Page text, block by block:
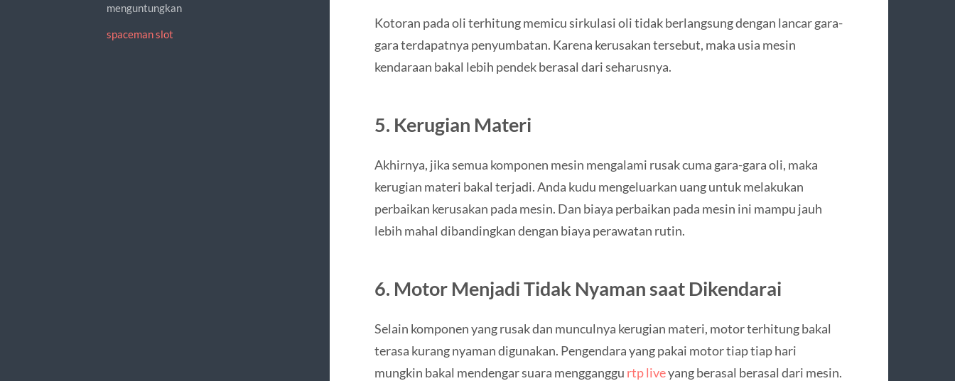
menguntungkan
spaceman slot
Kotoran pada oli terhitung memicu sirkulasi oli tidak berlangsung dengan lancar gara-
gara terdapatnya penyumbatan. Karena kerusakan tersebut, maka usia mesin
kendaraan bakal lebih pendek berasal dari seharusnya.
5. Kerugian Materi
Akhirnya, jika semua komponen mesin mengalami rusak cuma gara-gara oli, maka
kerugian materi bakal terjadi. Anda kudu mengeluarkan uang untuk melakukan
perbaikan kerusakan pada mesin. Dan biaya perbaikan pada mesin ini mampu jauh
lebih mahal dibandingkan dengan biaya perawatan rutin.
6. Motor Menjadi Tidak Nyaman saat Dikendarai
Selain komponen yang rusak dan munculnya kerugian materi, motor terhitung bakal
terasa kurang nyaman digunakan. Pengendara yang pakai motor tiap tiap hari
mungkin bakal mendengar suara mengganggu rtp liveyang berasal berasal dari mesin.